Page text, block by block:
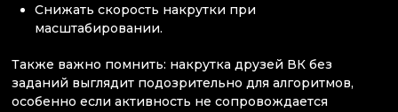
Снижать скорость накрутки при
масштабировании.
Также важно помнить: накрутка друзей ВК без
заданий выглядит подозрительно для алгоритмов,
особенно если активность не сопровождается